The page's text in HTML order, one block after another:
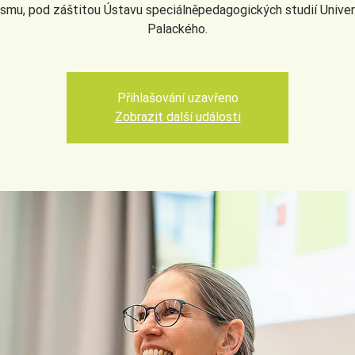
pod záštitou Ústavu speciálněpedagogických studií
Palackého.
Přihlašování uzavřeno
Zobrazit další události